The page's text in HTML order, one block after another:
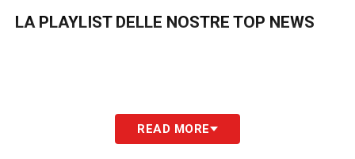
LA PLAYLIST DELLE NOSTRE TOP NEWS
READ MORE